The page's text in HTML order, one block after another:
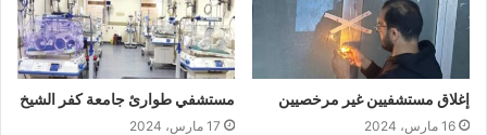
إغلاق مستشفيين غير مرخصيين
16 مارس، 2024
مستشفي طوارئ جامعة كفر الشيخ
17 مارس، 2024